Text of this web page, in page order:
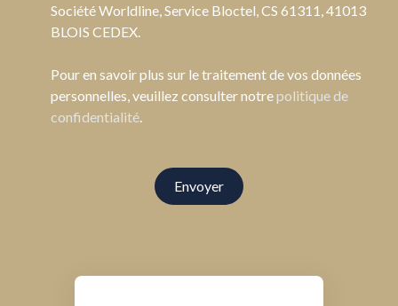
Société Worldline, Service Bloctel, CS 61311, 41013
BLOIS CEDEX.
Pour en savoir plus sur le traitement de vos données
personnelles, veuillez consulter notrepolitique de
confidentialité.
Envoyer